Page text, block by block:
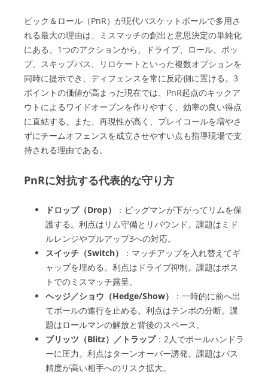
ピック＆ロール（PnR）が現代バスケットボールで多用さ
れる最大の理由は、ミスマッチの創出と意思決定の単純化
にある。1つのアクションから、ドライブ、ロール、ポッ
プ、スキップパス、リロケートといった複数オプションを
同時に提示でき、ディフェンスを常に反応側に置ける。3
ポイントの価値が高まった現在では、PnR起点のキックア
ウトによるワイドオープンを作りやすく、効率の良い得点
に直結する。また、再現性が高く、プレイコールを増やさ
ずにチームオフェンスを成立させやすい点も指導現場で支
持される理由である。
PnRに対抗する代表的な守り方
ドロップ（Drop）
：ビッグマンが下がってリムを保
護する。利点はリム守備とリバウンド。課題はミド
ルレンジやプルアップ3への対応。
スイッチ（Switch）
：マッチアップを入れ替えてギ
ャップを埋める。利点はドライブ抑制。課題はポス
トでのミスマッチ露呈。
ヘッジ／ショウ（Hedge/Show）
：一時的に前へ出
てボールの進行を止める。利点はテンポの分断。課
題はロールマンの解放と背後のスペース。
ブリッツ（Blitz）／トラップ：2人でボールハンドラ
ーに圧力。利点はターンオーバー誘発。課題はパス
精度が高い相手へのリスク拡大。